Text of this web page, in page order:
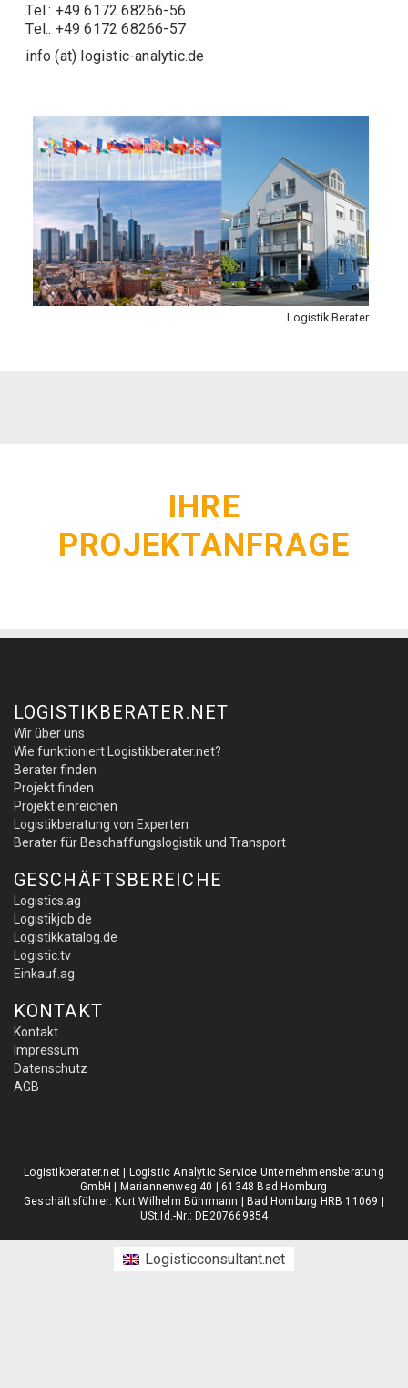
Tel.: +49 6172 68266-56
Tel.: +49 6172 68266-57
info (at) logistic-analytic.de
Logistik Berater
IHRE
PROJEKTANFRAGE
LOGISTIKBERATER.NET
Wir über uns
Wie funktioniert Logistikberater.net?
Berater finden
Projekt finden
Projekt einreichen
Logistikberatung von Experten
Berater für Beschaffungslogistik und Transport
GESCHÄFTSBEREICHE
Logistics.ag
Logistikjob.de
Logistikkatalog.de
Logistic.tv
Einkauf.ag
KONTAKT
Kontakt
Impressum
Datenschutz
AGB
Logistikberater.net | Logistic Analytic Service Unternehmensberatung
GmbH | Mariannenweg 40 | 61348 Bad Homburg
Geschäftsführer: Kurt Wilhelm Bührmann | Bad Homburg HRB 11069 |
USt.Id.-Nr.: DE207669854
Logisticconsultant.net